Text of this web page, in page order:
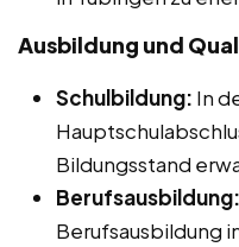
Ausbildung und
Schulbildung: In
Bildungsstand
Berufsausbildung:
Berufsausbildung